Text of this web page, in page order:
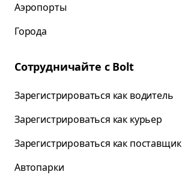
Аэропорты
Города
Сотрудничайте с Bolt
Зарегистрироваться как водитель
Зарегистрироваться как курьер
Зарегистрироваться как поставщик
Автопарки